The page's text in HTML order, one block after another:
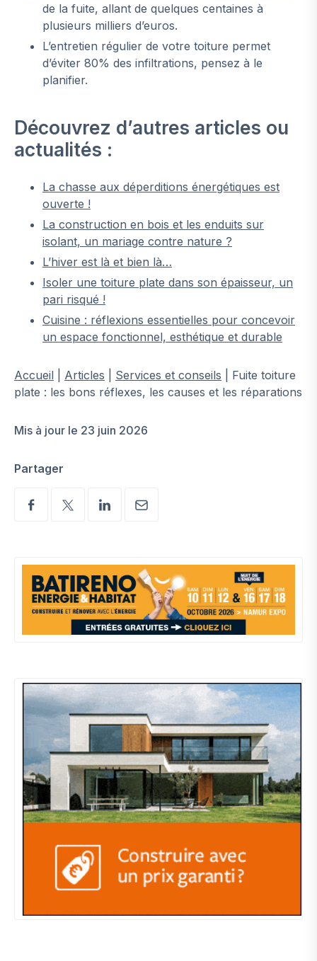
de la fuite, allant de quelques centaines à
plusieurs milliers d’euros.
L’entretien régulier de votre toiture permet
d’éviter 80% des infiltrations, pensez à le
planifier.
Découvrez d’autres articles ou
actualités :
La chasse aux déperditions énergétiques est
ouverte !
La construction en bois et les enduits sur
isolant, un mariage contre nature ?
L’hiver est là et bien là…
Isoler une toiture plate dans son épaisseur, un
pari risqué !
Cuisine : réflexions essentielles pour concevoir
un espace fonctionnel, esthétique et durable
Accueil Articles Services et conseils
Fuite toiture
plate : les bons réflexes, les causes et les réparations
Mis à jour le 23 juin 2026
Partager